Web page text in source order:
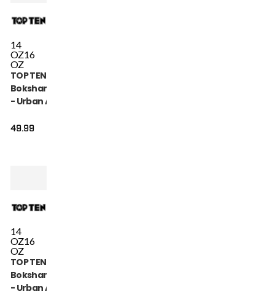
14
OZ16
OZ
TOP TEN
Bokshandschoen
- Urban Arts -
49.99
14
OZ16
OZ
TOP TEN
Bokshandschoen
- Urban Arts -